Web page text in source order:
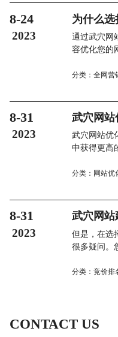
8-24
2023
为什么选
通过武穴网
容优化您的
被潜在客户
分类： 全网营
8-31
2023
武穴网站
争优势
武穴网站优
中获得更高
如果您的网
站。
分类： 网站优
8-31
2023
武穴网站
需求的建
但是，在选
很多疑问。
时交付予您
分类： 竞价排
CONTACT US